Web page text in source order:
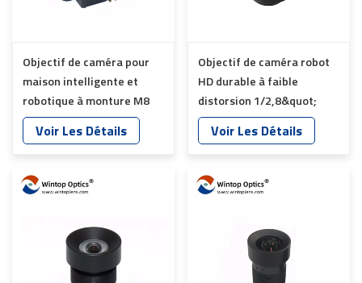
Objectif de caméra pour
maison intelligente et
robotique à monture M8
IMX415 YT-3556P-R8
Voir Les Détails
Objectif de caméra robot
HD durable à faible
distorsion 1/2,8&quot;
pour caméra Web USB AI
YT-7612-E8
Voir Les Détails